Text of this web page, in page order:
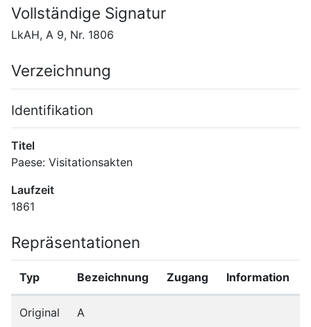
Vollständige Signatur
LkAH, A 9, Nr. 1806
Verzeichnung
Identifikation
Titel
Paese: Visitationsakten
Laufzeit
1861
Repräsentationen
Typ Bezeichnung Zugang Information
Original A